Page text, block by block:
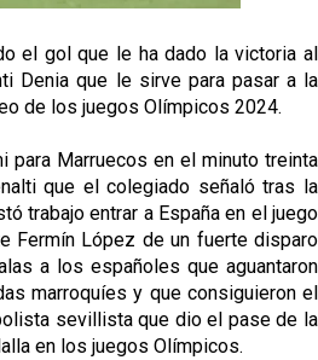
para cerrar su fichaje a la
despidos y rechaza una
por el club
Robbie Ure: la opción 'A'
el gol que le ha dado la victoria al
Denia que le sirve para pasar a la
de los juegos Olímpicos 2024.
para Marruecos en el minuto treinta
que el colegiado señaló tras la
trabajo entrar a España en el juego
Fermín López de un fuerte disparo
a los españoles que aguantaron
marroquíes y que consiguieron el
sevillista que dio el pase de la
en los juegos Olímpicos.